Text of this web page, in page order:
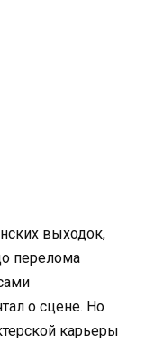
выходок,
перелома
о сцене. Но
карьеры